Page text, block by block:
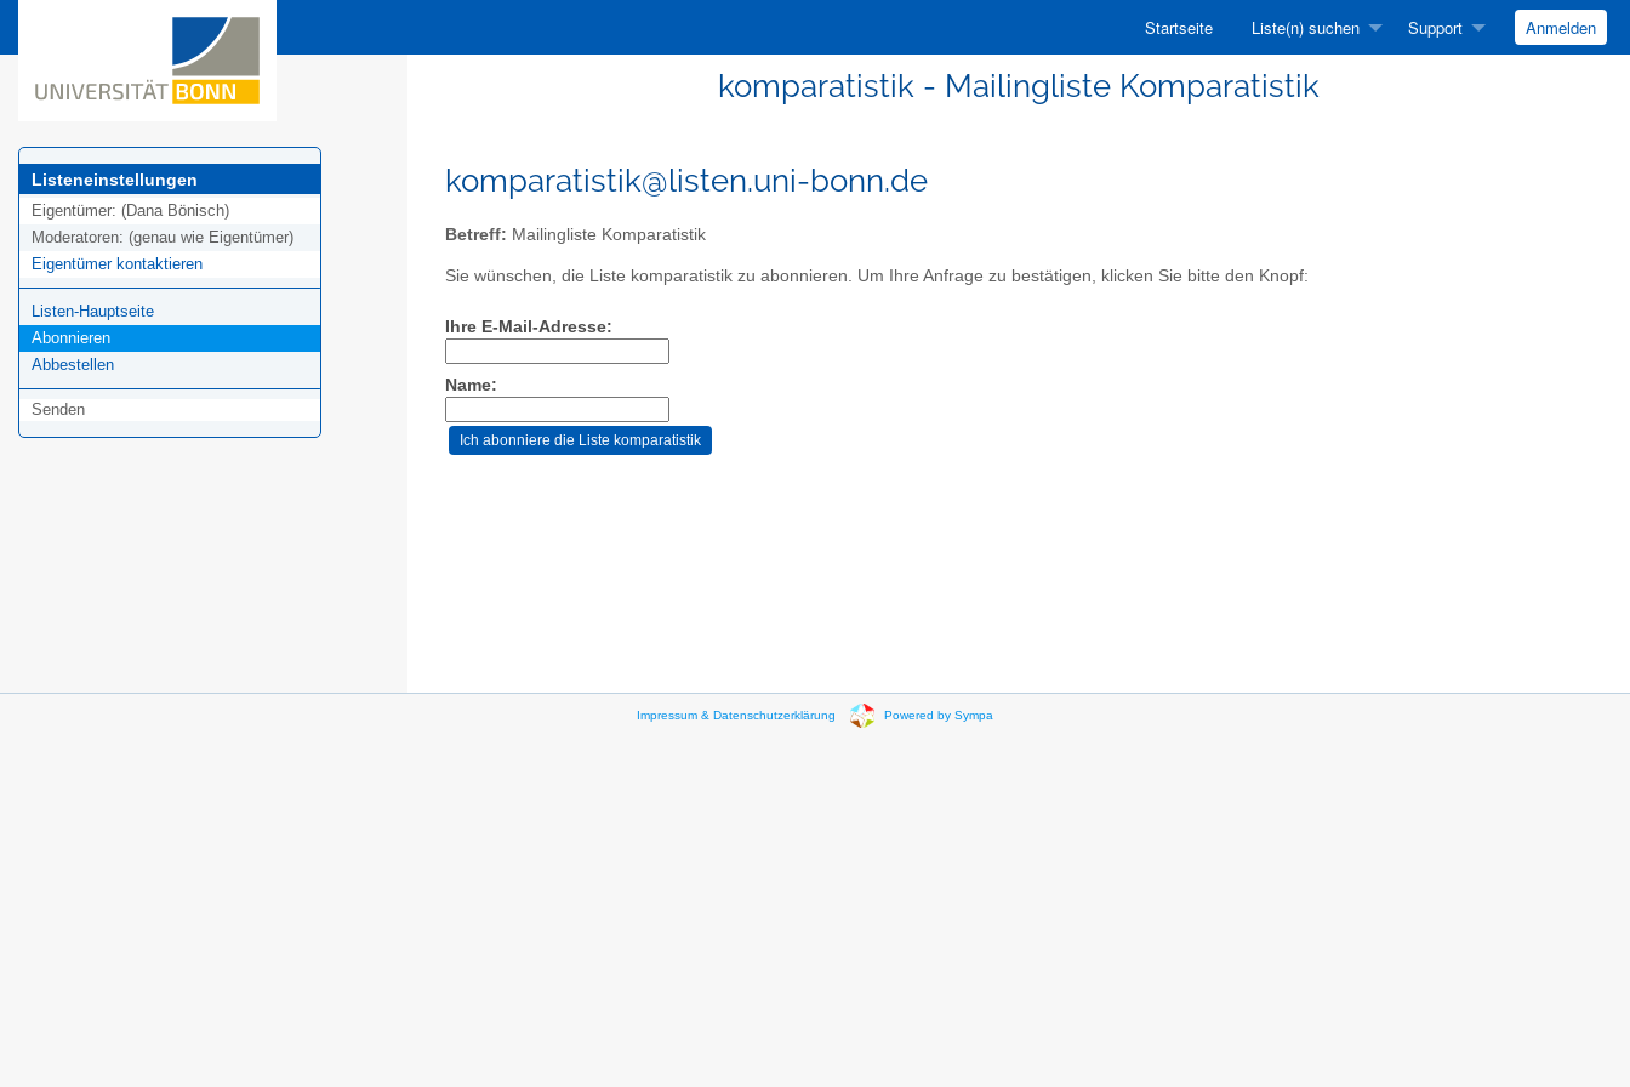
Startseite Liste(n) suchen Support Anmelden
komparatistik - Mailingliste Komparatistik
Listeneinstellungen
Eigentümer: (Dana Bönisch)
Moderatoren: (genau wie Eigentümer)
Eigentümer kontaktieren
Listen-Hauptseite
Abonnieren
Abbestellen
Senden
komparatistik@listen.uni-bonn.de
Betreff: Mailingliste Komparatistik
Sie wünschen, die Liste komparatistik zu abonnieren. Um Ihre Anfrage zu bestätigen, klicken Sie bitte den Knopf:
Ihre E-Mail-Adresse:
Name:
Impressum & Datenschutzerklärung Powered by Sympa